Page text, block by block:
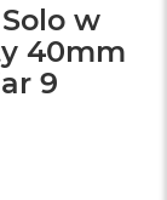
w
40mm
9